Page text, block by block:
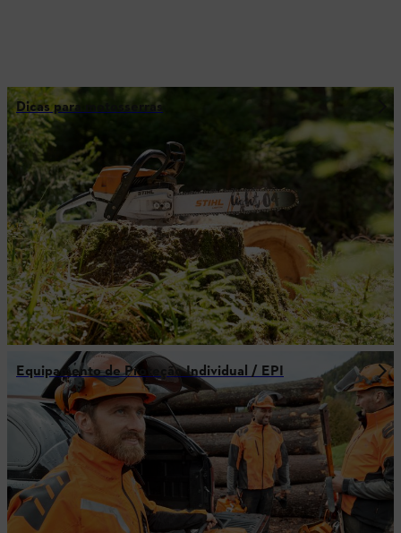
Dicas para motosserras
Equipamento de Proteção Individual / EPI